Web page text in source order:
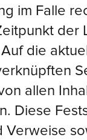
im Falle
die
allen
Diese